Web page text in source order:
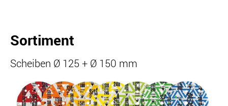
Sortiment
Scheiben Ø 125 + Ø 150 mm